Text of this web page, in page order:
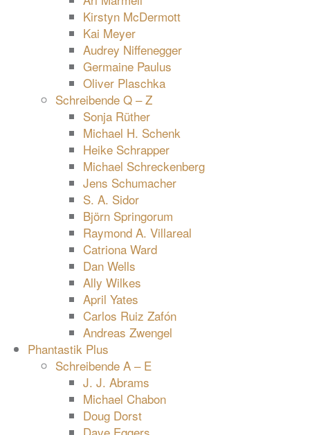
Kirstyn McDermott
Kai Meyer
Audrey Niffenegger
Germaine Paulus
Oliver Plaschka
Schreibende Q – Z
Sonja Rüther
Michael H. Schenk
Heike Schrapper
Michael Schreckenberg
Jens Schumacher
S. A. Sidor
Björn Springorum
Raymond A. Villareal
Catriona Ward
Dan Wells
Ally Wilkes
April Yates
Carlos Ruiz Zafón
Andreas Zwengel
Phantastik Plus
Schreibende A – E
J. J. Abrams
Michael Chabon
Doug Dorst